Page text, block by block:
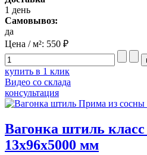
1 день
Самовывоз:
да
Цена / м²: 550 ₽
купить в 1 клик
Видео со склада
консультация
Вагонка штиль
13x96x5000 мм